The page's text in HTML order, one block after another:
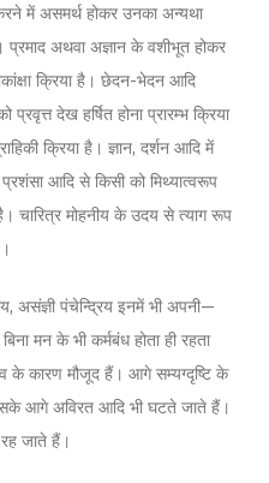
में असमर्थ होकर उनका अन्यथा
प्रमाद अथवा अज्ञान के वशीभूत होकर
क्रिया है। छेदन-भेदन आदि
देख हर्षित होना प्रारम्भ क्रिया
क्रिया है। ज्ञान, दर्शन आदि में
आदि से किसी को मिथ्यात्वरूप
चारित्र मोहनीय के उदय से त्याग रूप
असंज्ञी पंचेन्द्रिय इनमें भी अपनी—
मन के भी कर्मबंध होता ही रहता
के कारण मौजूद हैं। आगे सम्यग्दृष्टि के
आगे अविरत आदि भी घटते जाते हैं।
जाते हैं।